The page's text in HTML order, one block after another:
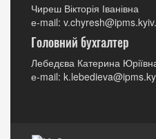
Чиреш Вікторія Іванівна
е-mail:
Головний бухгалтер
Лебедєва Катерина
е-mail: